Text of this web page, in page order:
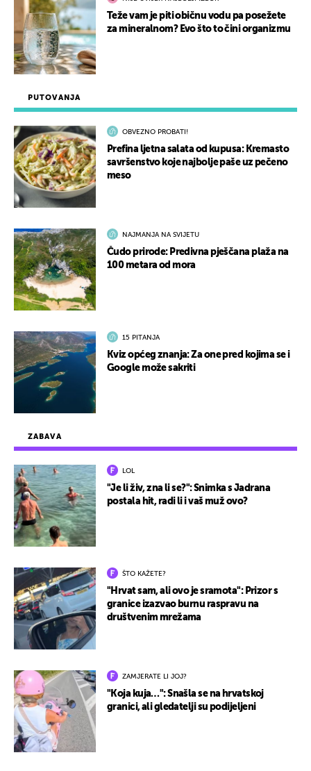
ZABAVA
LOL
"Je li živ, zna li se?": Snimka s Jadrana
postala hit, radi li i vaš muž ovo?
ŠTO KAŽETE?
"Hrvat sam, ali ovo je sramota": Prizor s
granice izazvao burnu raspravu na
društvenim mrežama
ZAMJERATE LI JOJ?
"Koja kuja…": Snašla se na hrvatskoj
granici, ali gledatelji su podijeljeni
PUTOVANJA
OBVEZNO PROBATI!
Prefina ljetna salata od kupusa: Kremasto
savršenstvo koje najbolje paše uz pečeno
meso
NAJMANJA NA SVIJETU
Čudo prirode: Predivna pješčana plaža na
100 metara od mora
15 PITANJA
Kviz općeg znanja: Za one pred kojima se i
Google može sakriti
Teže vam je piti običnu vodu pa posežete
za mineralnom? Evo što to čini organizmu